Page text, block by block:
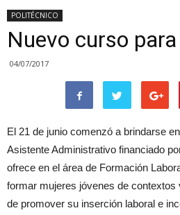
CADI
POLITÉCNICO
Nuevo curso
04/07/2017
El 21 de junio comenzó a brindarse
Asistente Administrativo financiado
ofrece en el área de Formación
formar mujeres jóvenes de contextos
de promover su inserción laboral e